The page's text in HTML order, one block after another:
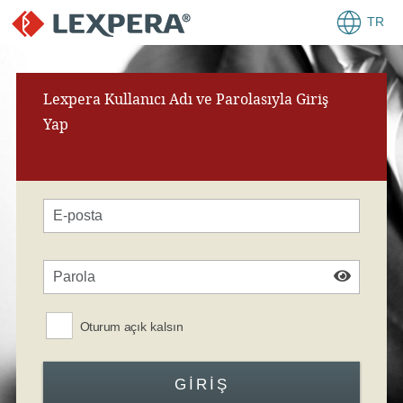
TR
Lexpera Kullanıcı Adı ve Parolasıyla Giriş
Yap
Oturum açık kalsın
GIRIŞ